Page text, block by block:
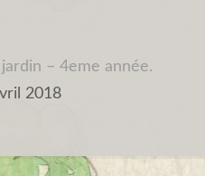
jardin – 4eme année.
2018